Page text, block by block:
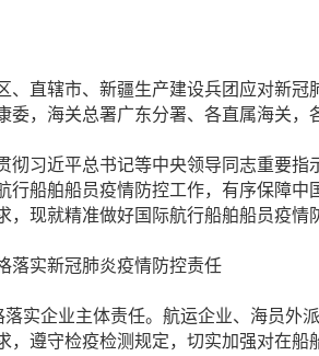
、直辖市、新疆生产建设兵团应对新
委，海关总署广东分署、各直属海关
习近平总书记等中央领导同志重要指
行船舶船员疫情防控工作，有序保障
，现就精准做好国际航行船舶船员疫情
实新冠肺炎疫情防控责任
企业主体责任。航运企业、海员外派
，遵守检疫检测规定，切实加强对在